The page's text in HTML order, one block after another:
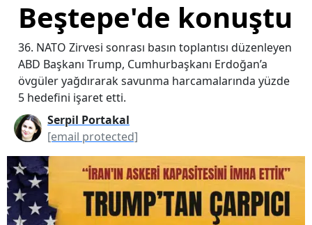
Beştepe'de konuştu
36. NATO Zirvesi sonrası basın toplantısı düzenleyen
ABD Başkanı Trump, Cumhurbaşkanı Erdoğan’a
övgüler yağdırarak savunma harcamalarında yüzde
5 hedefini işaret etti.
Serpil Portakal
[email protected]